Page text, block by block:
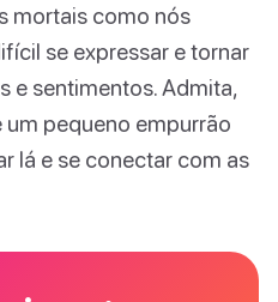
mortais como nós
se expressar e tornar
e sentimentos. Admita,
pequeno empurrão
lá e se conectar com as